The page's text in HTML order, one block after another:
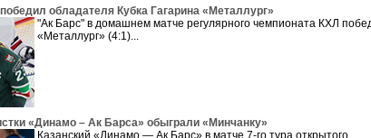
обладателя Кубка Гагарина «Металлург»
"Ак Барс" в домашнем матче регулярного чемпионата КХЛ
«Металлург» (4:1)...
«Динамо – Ак Барса» обыграли «Минчанку»
Казанский «Динамо — Ак Барс» в матче 7-го тура открытого